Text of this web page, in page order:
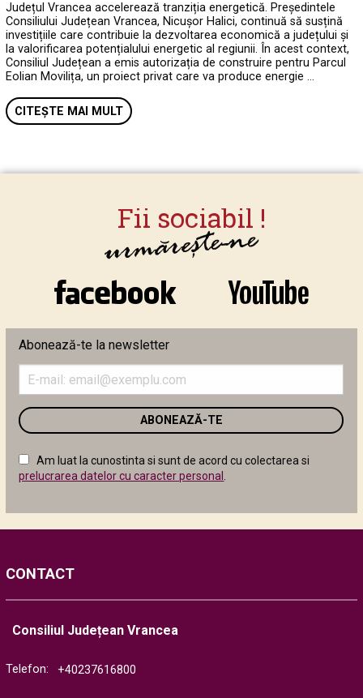
Județul Vrancea accelerează tranziția energetică. Președintele
Consiliului Județean Vrancea, Nicușor Halici, continuă să susțină
investițiile care contribuie la dezvoltarea economică a județului și
la valorificarea potențialului energetic al regiunii. În acest context,
Consiliul Județean a emis autorizația de construire pentru Parcul
Eolian Movilița, un proiect privat care va produce energie …
CITEȘTE MAI MULT
Abonează-te la newsletter
adresa
email
în
următor
Am luat la cunostinta si sunt de acord cu colectarea si
prelucrarea datelor cu caracter personal .
CONTACT
Consiliul Județean Vrancea
Telefon: +40237616800